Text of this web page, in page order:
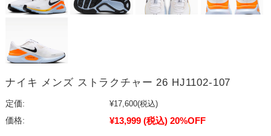
ナイキ メンズ ストラクチャー 26 HJ1102-107
定価: ¥17,600(税込)
価格:
¥13,999 (税込) 20%OFF